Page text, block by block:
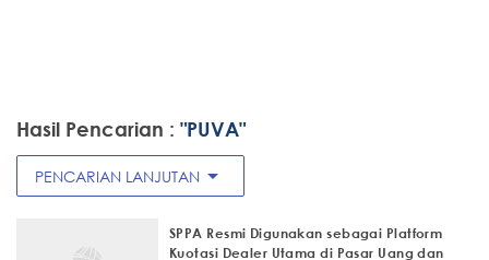
Hasil Pencarian : "PUVA"
PENCARIAN LANJUTAN arrow_drop_down
SPPA Resmi Digunakan sebagai Platform
Kuotasi Dealer Utama di Pasar Uang dan